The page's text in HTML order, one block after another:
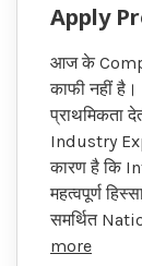
Apply
आज के
काफी नहीं
प्राथमिकता
Industry
कारण है कि
महत्वपूर्ण
समर्थित
more